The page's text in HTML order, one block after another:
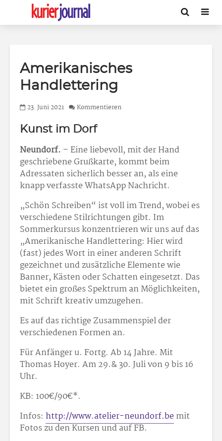
Amerikanisches
Handlettering
23. Juni 2021 Kommentieren
Kunst im Dorf
Neundorf. – Eine liebevoll, mit der Hand
geschriebene Grußkarte, kommt beim
Adressaten sicherlich besser an, als eine
knapp verfasste WhatsApp Nachricht.
„Schön Schreiben“ ist voll im Trend, wobei es
verschiedene Stilrichtungen gibt. Im
Sommerkursus konzentrieren wir uns auf das
„Amerikanische Handlettering: Hier wird
(fast) jedes Wort in einer anderen Schrift
gezeichnet und zusätzliche Elemente wie
Banner, Kästen oder Schatten eingesetzt. Das
bietet ein großes Spektrum an Möglichkeiten,
mit Schrift kreativ umzugehen.
Es auf das richtige Zusammenspiel der
verschiedenen Formen an.
Für Anfänger u. Fortg. Ab 14 Jahre. Mit
Thomas Hoyer. Am 29.& 30. Juli von 9 bis 16
Uhr.
KB: 100€/90€*.
Infos: http://www.atelier-neundorf.bemit
Fotos zu den Kursen und auf FB.